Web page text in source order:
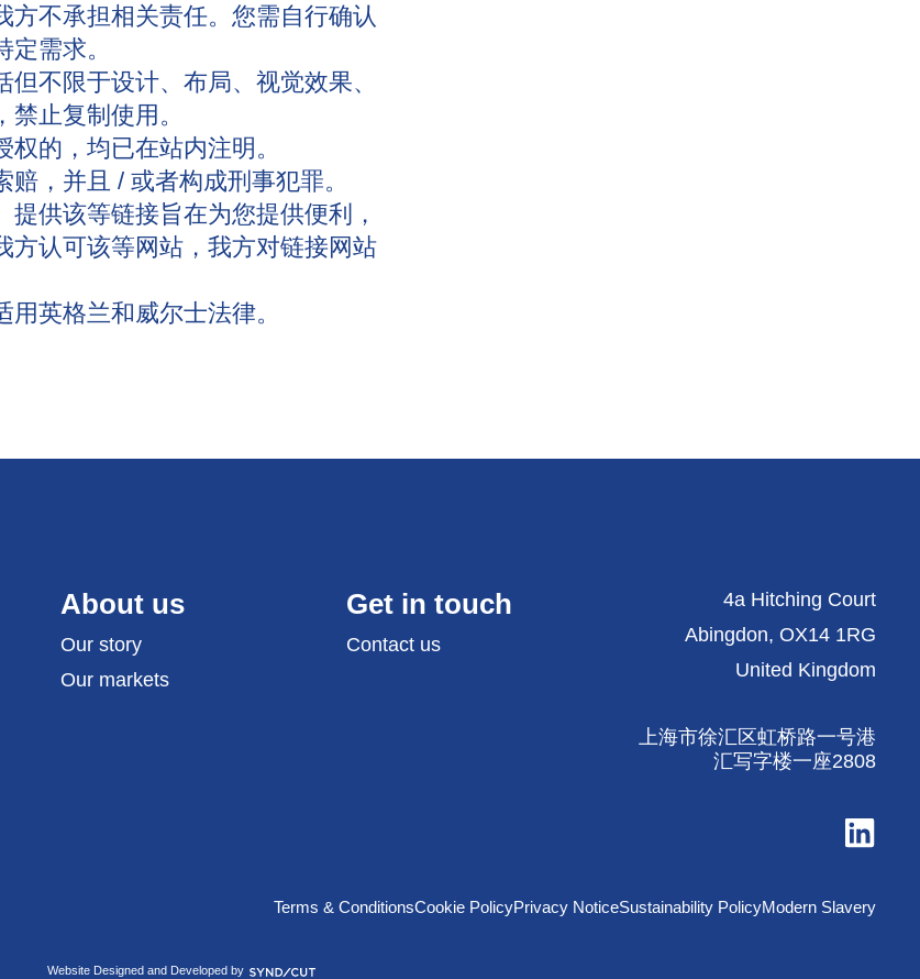
不承担相关责任。您需自行确认
需求。
不限于设计、布局、视觉效果、
止复制使用。
的，均已在站内注明。
，并且 / 或者构成刑事犯罪。
供该等链接旨在为您提供便利，
方认可该等网站，我方对链接网站
英格兰和威尔士法律。
About us
Our story
Our markets
Get in touch
Contact us
4a Hitching Court
Abingdon, OX14 1RG
United Kingdom
上海市徐汇区虹桥路一号港
汇写字楼一座2808
Visit
us
Terms & ConditionsCookie PolicyPrivacy NoticeSustainability PolicyModern Slavery
Website Designed and Developed by Syndicut